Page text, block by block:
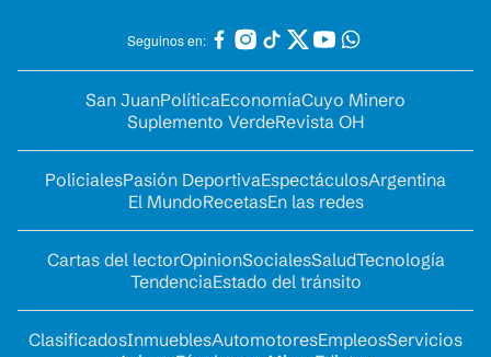
Seguinos en:
San JuanPolíticaEconomíaCuyo Minero
Suplemento VerdeRevista OH
PolicialesPasión DeportivaEspectáculosArgentina
El MundoRecetasEn las redes
Cartas del lectorOpinionSocialesSaludTecnología
TendenciaEstado del tránsito
ClasificadosInmueblesAutomotoresEmpleosServicios